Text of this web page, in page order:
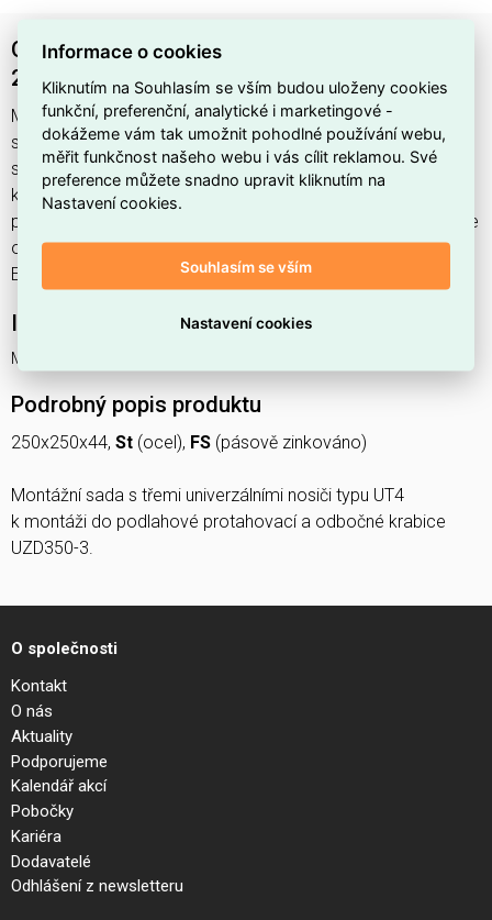
OBO MS3 3UT4 Montážní sada pro UZD350-3
250x250x44 Ocel pásově zinkováno
Modulární nosič MS3 3UT4 najdete v kategoriích Podlahové
systémy, Přístrojové krabice, Úložné systémy, nosné
systémy a příslušenství, výrobce OBO, EAN 4012196552979,
kód dodavatele 7407655. OBO MS3 3UT4 Montážní sada
pro UZD350-3 250x250x44 Ocel pásově zinkováno nabízíme
od 1 ks. Kód EMAS Modulární nosič MS3 3UT4 je
ELOSOS1031065.
Interní název produktu
Modulární nosič MS3 3UT4
Podrobný popis produktu
250x250x44, St (ocel), FS (pásově zinkováno)
Montážní sada s třemi univerzálními nosiči typu UT4
k montáži do podlahové protahovací a odbočné krabice
UZD350-3.
O společnosti
Kontakt
O nás
Aktuality
Podporujeme
Kalendář akcí
Pobočky
Kariéra
Dodavatelé
Odhlášení z newsletteru
Informace o cookies
Kliknutím na Souhlasím se vším budou uloženy cookies
funkční, preferenční, analytické i marketingové -
dokážeme vám tak umožnit pohodlné používání webu,
měřit funkčnost našeho webu i vás cílit reklamou. Své
preference můžete snadno upravit kliknutím na
Nastavení cookies.
Souhlasím se vším
Nastavení cookies